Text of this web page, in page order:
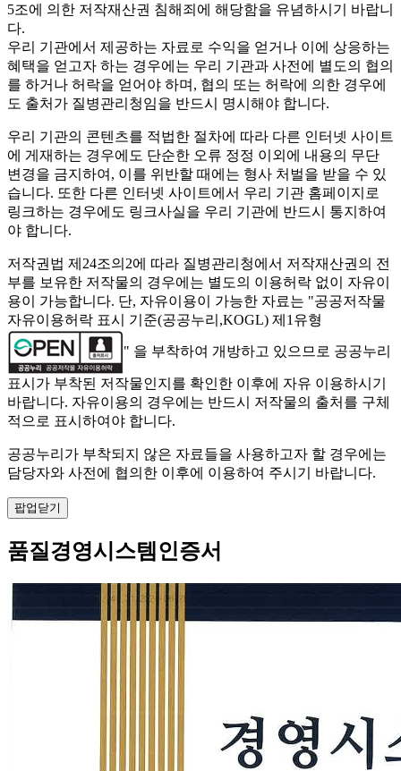
5조에 의한 저작재산권 침해죄에 해당함을 유념하시기 바랍니
다.
우리 기관에서 제공하는 자료로 수익을 얻거나 이에 상응하는
혜택을 얻고자 하는 경우에는 우리 기관과 사전에 별도의 협의
를 하거나 허락을 얻어야 하며, 협의 또는 허락에 의한 경우에
도 출처가 질병관리청임을 반드시 명시해야 합니다.
우리 기관의 콘텐츠를 적법한 절차에 따라 다른 인터넷 사이트
에 게재하는 경우에도 단순한 오류 정정 이외에 내용의 무단
변경을 금지하여, 이를 위반할 때에는 형사 처벌을 받을 수 있
습니다. 또한 다른 인터넷 사이트에서 우리 기관 홈페이지로
링크하는 경우에도 링크사실을 우리 기관에 반드시 통지하여
야 합니다.
저작권법 제24조의2에 따라 질병관리청에서 저작재산권의 전
부를 보유한 저작물의 경우에는 별도의 이용허락 없이 자유이
용이 가능합니다. 단, 자유이용이 가능한 자료는 "공공저작물
자유이용허락 표시 기준(공공누리,KOGL) 제1유형
" 을 부착하여 개방하고 있으므로 공공누리
표시가 부착된 저작물인지를 확인한 이후에 자유 이용하시기
바랍니다. 자유이용의 경우에는 반드시 저작물의 출처를 구체
적으로 표시하여야 합니다.
공공누리가 부착되지 않은 자료들을 사용하고자 할 경우에는
담당자와 사전에 협의한 이후에 이용하여 주시기 바랍니다.
팝업닫기
품질경영시스템인증서